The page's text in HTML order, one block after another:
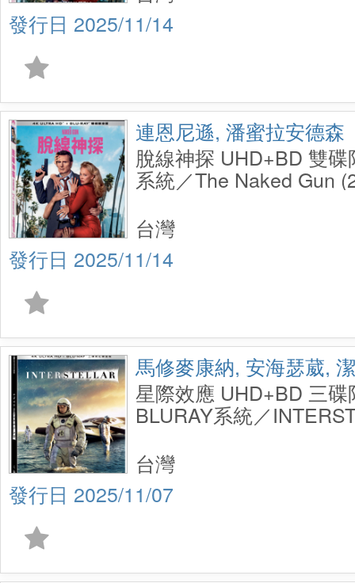
2025/11/14
連恩尼遜, 潘蜜拉安德森
脫線神探 UHD+BD 雙
系統／The Naked Gun
2025/11/14
台灣
馬修麥康納, 安海瑟葳,
星際效應 UHD+BD 三
BLURAY系統／
2025/11/07
台灣